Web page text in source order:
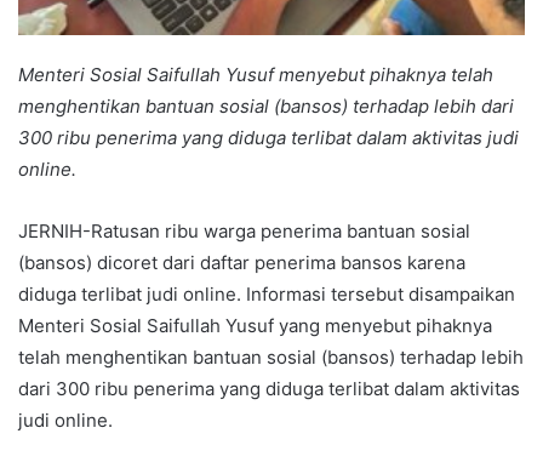
Menteri Sosial Saifullah Yusuf menyebut pihaknya telah
menghentikan bantuan sosial (bansos) terhadap lebih dari
300 ribu penerima yang diduga terlibat dalam aktivitas judi
online.
JERNIH-Ratusan ribu warga penerima bantuan sosial
(bansos) dicoret dari daftar penerima bansos karena
diduga terlibat judi online. Informasi tersebut disampaikan
Menteri Sosial Saifullah Yusuf yang menyebut pihaknya
telah menghentikan bantuan sosial (bansos) terhadap lebih
dari 300 ribu penerima yang diduga terlibat dalam aktivitas
judi online.